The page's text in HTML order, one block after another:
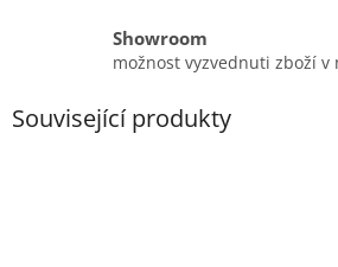
Showroom
možnost vyzvednuti zboží v
Související produkty